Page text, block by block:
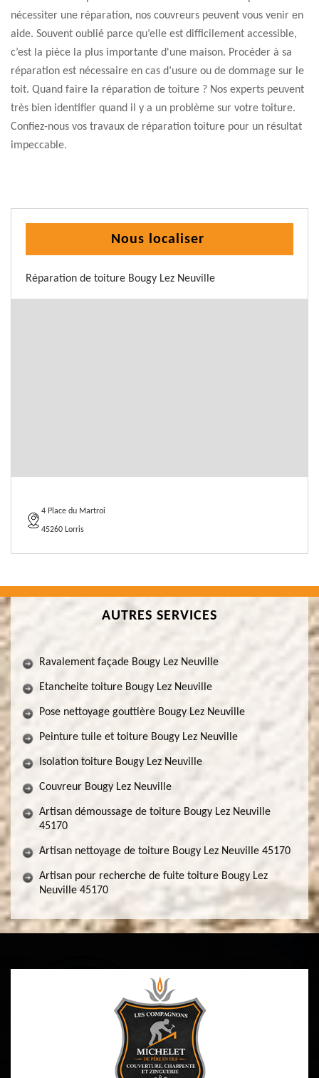
nécessiter une réparation, nos couvreurs peuvent vous venir en
aide. Souvent oublié parce qu’elle est difficilement accessible,
c’est la pièce la plus importante d'une maison. Procéder à sa
réparation est nécessaire en cas d’usure ou de dommage sur le
toit. Quand faire la réparation de toiture ? Nos experts peuvent
très bien identifier quand il y a un problème sur votre toiture.
Confiez-nous vos travaux de réparation toiture pour un résultat
impeccable.
Nous localiser
Réparation de toiture Bougy Lez Neuville
4 Place du Martroi
45260 Lorris
AUTRES SERVICES
Ravalement façade Bougy Lez Neuville
Etancheite toiture Bougy Lez Neuville
Pose nettoyage gouttière Bougy Lez Neuville
Peinture tuile et toiture Bougy Lez Neuville
Isolation toiture Bougy Lez Neuville
Couvreur Bougy Lez Neuville
Artisan démoussage de toiture Bougy Lez Neuville
45170
Artisan nettoyage de toiture Bougy Lez Neuville 45170
Artisan pour recherche de fuite toiture Bougy Lez
Neuville 45170